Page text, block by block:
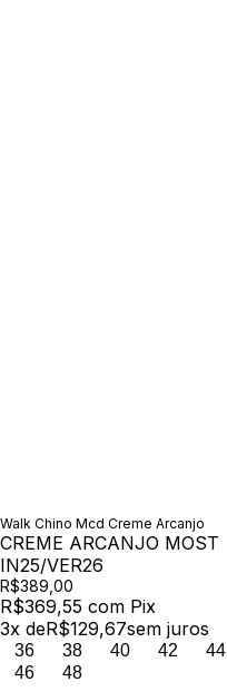
Walk Chino Mcd Creme Arcanjo
CREME ARCANJO MOST
IN25/VER26
R$389,00
R$369,55 com Pix
3x deR$129,67sem juros
36 38 40 42
44
46
48